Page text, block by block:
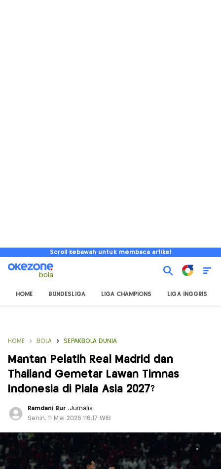
Scroll kebawah untuk membaca artikel
HOME BUNDESLIGA LIGA CHAMPIONS LIGA INGGRIS
HOME BOLA SEPAKBOLA DUNIA
Mantan Pelatih Real Madrid dan
Thailand Gemetar Lawan Timnas
Indonesia di Piala Asia 2027?
Ramdani Bur ,Jurnalis
Senin, 11 Mei 2026 |16:17 WIB